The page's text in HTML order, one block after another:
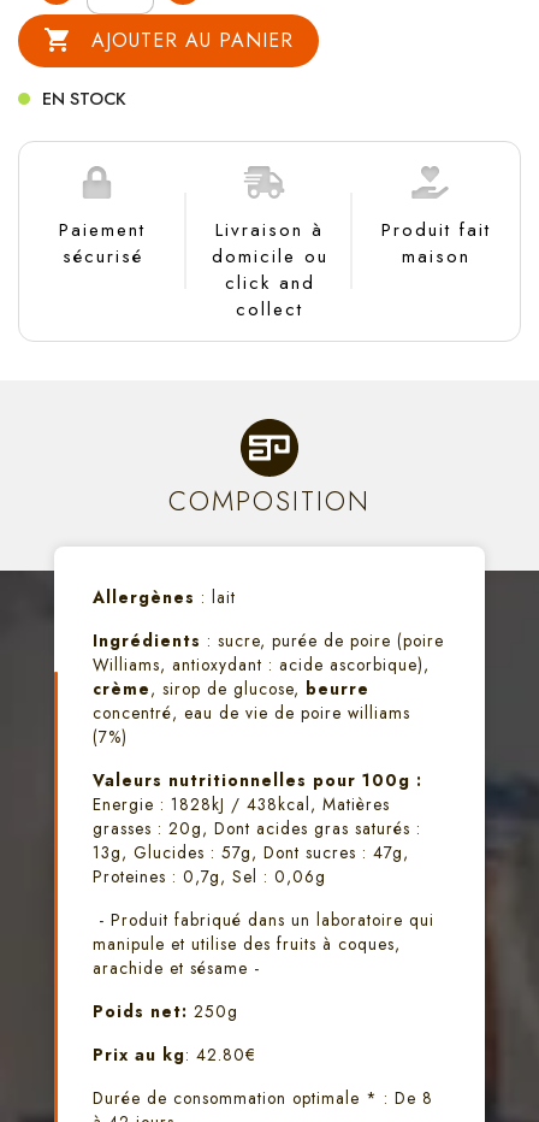
 AJOUTER AU PANIER
EN STOCK
Paiement
sécurisé
Livraison à
domicile ou
click and
collect
Produit fait
maison
COMPOSITION
Allergènes : lait
Ingrédients : sucre, purée de poire (poire
Williams, antioxydant : acide ascorbique),
crème, sirop de glucose, beurre
concentré, eau de vie de poire williams
(7%)
Valeurs nutritionnelles pour 100g :
Energie : 1828kJ / 438kcal, Matières
grasses : 20g, Dont acides gras saturés :
13g, Glucides : 57g, Dont sucres : 47g,
Proteines : 0,7g, Sel : 0,06g
- Produit fabriqué dans un laboratoire qui
manipule et utilise des fruits à coques,
arachide et sésame -
Poids net: 250g
Prix au kg: 42.80€
Durée de consommation optimale * : De 8